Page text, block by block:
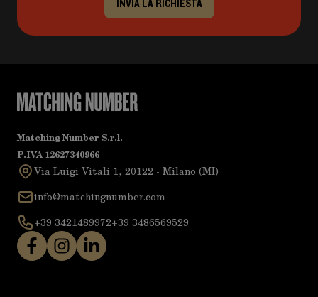
INVIA LA RICHIESTA
Matching Number S.r.l.
P.IVA 12627340966
Via Luigi Vitali 1, 20122 - Milano (MI)
info@matchingnumber.com
+39 3421489972+39 3486569529